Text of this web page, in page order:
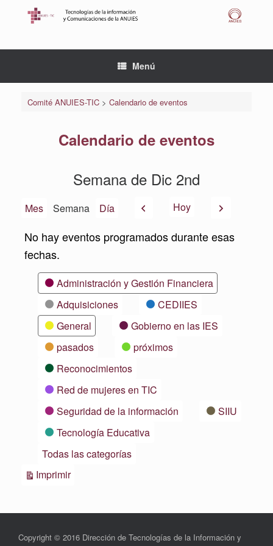
Menú
Comité ANUIES-TIC> Calendario de eventos
Calendario de eventos
Semana de Dic 2nd
Mes Semana Día AnteriorHoy Siguiente
No hay eventos programados durante esas
fechas.
CategoríasAdministración y Gestión Financiera
Adquisiciones
CEDIIES
General
Gobierno en las IES
pasados
próximos
Reconocimientos
Red de mujeres en TIC
Seguridad de la información
SIIU
Tecnología Educativa
Todas las categorías
ImprimirVistas
Copyright © 2016 Dirección de Tecnologías de la Información y